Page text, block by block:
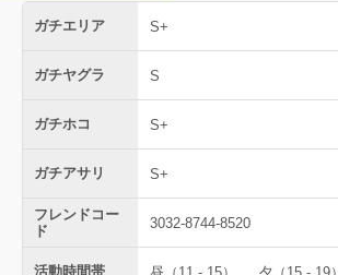
ガチエリア S+
ガチヤグラ S
ガチホコ S+
ガチアサリ S+
フレンドコー
ド
3032-8744-8520
活動時間帯 昼（11 - 15） 夕（15 - 19）